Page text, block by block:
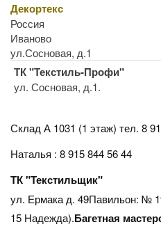
Декортекс
Россия
Иваново
ул.Сосновая, д.1
ТК "Текстиль-Профи"
ул. Сосновая, д.1.
Склад А 1031 (1 этаж) тел. 8
Наталья : 8 915 844 56 44
ТК "Текстильщик"
ул. Ермака д. 49Павильон: №
15 Надежда).Багетная